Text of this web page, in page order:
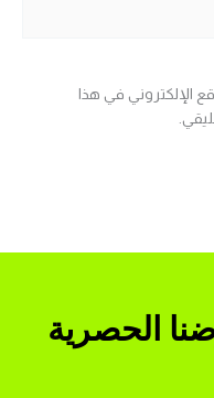
الإلكتروني في هذا
الحصرية